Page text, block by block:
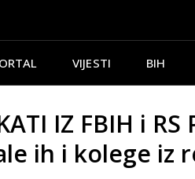
VIJESTI BIH
IZ FBIH i RS
ih i kolege iz